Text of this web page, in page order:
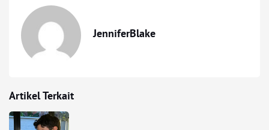
JenniferBlake
Artikel Terkait